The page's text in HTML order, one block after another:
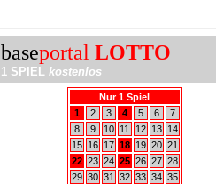
baseportal LOTTO
1 SPIEL kostenlos
Nur 1 Spiel
1
2 3 4 5 6
7
8
9 10 11 12 13
14
15
16 17 18 19 20 21
22 23 24 25 26 27 28
29 30 31 32 33 34 35